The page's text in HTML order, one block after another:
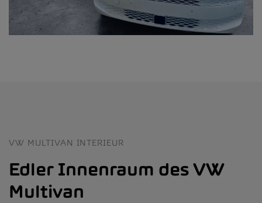
VW MULTIVAN INTERIEUR
Edler Innenraum des VW
Multivan